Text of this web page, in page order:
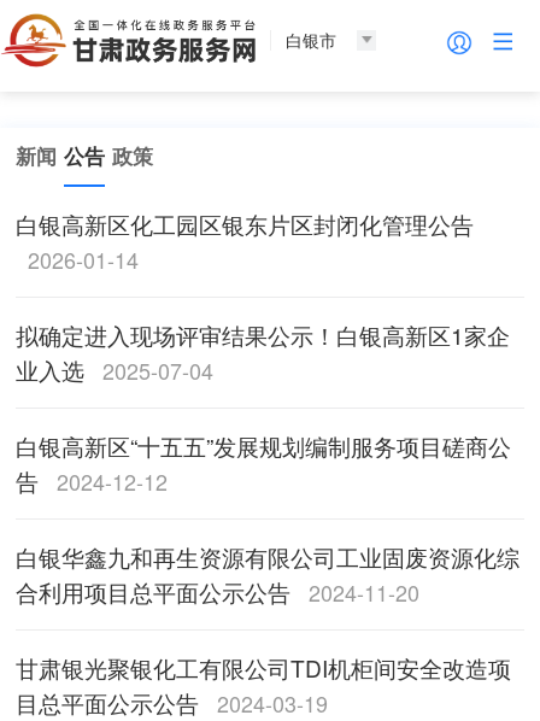
白银市
新闻 公告 政策
白银高新区化工园区银东片区封闭化管理公告
2026-01-14
拟确定进入现场评审结果公示！白银高新区1家企
业入选 2025-07-04
白银高新区“十五五”发展规划编制服务项目磋商公
告 2024-12-12
白银华鑫九和再生资源有限公司工业固废资源化综
合利用项目总平面公示公告 2024-11-20
甘肃银光聚银化工有限公司TDI机柜间安全改造项
目总平面公示公告 2024-03-19